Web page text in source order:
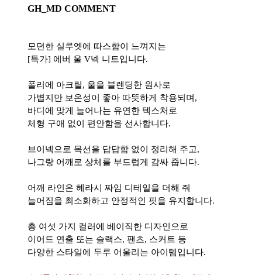
GH_MD COMMENT
모던한 실루엣에 따스함이 느껴지는
[특가] 에버 울 V넥 니트입니다.
폴리에 아크릴, 울을 블렌딩한 원사로
가볍지만 보온성이 좋아 따뜻하게 착용되며,
바디에 맞게 늘어나는 유연한 텍스처로
체형 구애 없이 편안함을 선사합니다.
브이넥으로 목선을 답답함 없이 정리해 주고,
나그랑 어깨로 상체를 부드럽게 감싸 줍니다.
어깨 라인은 헤라시 짜임 디테일을 더해 줘
늘어짐을 최소화하고 안정적인 핏을 유지합니다.
총 여섯 가지 컬러에 베이직한 디자인으로
이어드 연출 또는 슬랙스, 팬츠, 스커트 등
다양한 스타일에 두루 어울리는 아이템입니다.